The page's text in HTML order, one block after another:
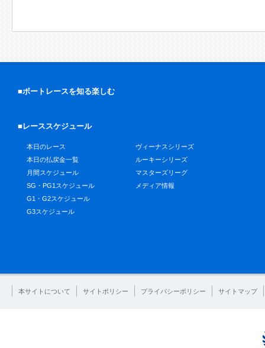
■ボートレースを知る楽しむ
■レーススケジュール
本日のレース
本日の払戻金一覧
月間スケジュール
SG・PG1スケジュール
G1・G2スケジュール
G3スケジュール
ヴィーナスシリーズ
ルーキーシリーズ
マスターズリーグ
メディア情報
本サイトについて サイトポリシー プライバシーポリシー サイトマップ